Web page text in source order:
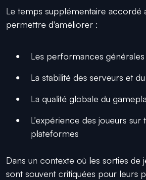
Le temps supplémentaire accordé
permettre d'améliorer :
Les performances générales
La stabilité des serveurs et
La qualité globale du
L'expérience des joueurs sur
plateformes
Dans un contexte où les sorties de
sont souvent critiquées pour leurs